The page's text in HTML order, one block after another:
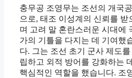
충무공 조영무는 조선의 개국
으로, 태조 이성계의 신뢰를 받
며 고려 말 혼란스러운 시대에
가의 기틀을 다지는 데 기여했
다. 그는 조선 초기 군사 제도를
립하고 외적 방어를 강화하는 데
핵심적인 역할을 했습니다. 조